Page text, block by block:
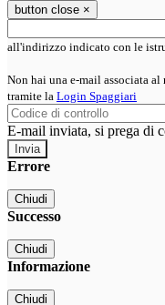
button close ×
all'indirizzo indicato con le
Non hai una e-mail associata
tramite la Login Spaggiari
E-mail inviata, si prega di
Errore
Chiudi
Successo
Chiudi
Informazione
Chiudi